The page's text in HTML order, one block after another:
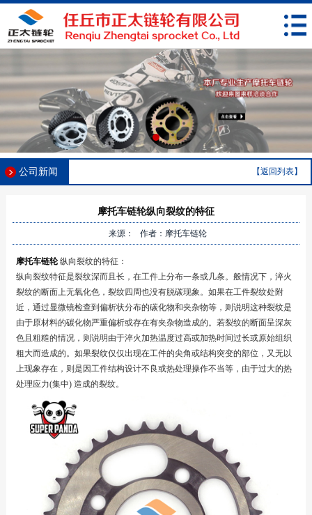
公司新闻 【返回列表】
摩托车链轮纵向裂纹的特征
来源： 作者：摩托车链轮
摩托车链轮 纵向裂纹的特征：
纵向裂纹特征是裂纹深而且长，在工件上分布一条或几条。般情况下，淬火
裂纹的断面上无氧化色，裂纹四周也没有脱碳现象。如果在工件裂纹处附
近，通过显微镜检查到偏析状分布的碳化物和夹杂物等，则说明这种裂纹是
由于原材料的碳化物严重偏析或存在有夹杂物造成的。若裂纹的断面呈深灰
色且粗糙的情况，则说明由于淬火加热温度过高或加热时间过长或原始组织
粗大而造成的。如果裂纹仅仅出现在工件的尖角或结构突变的部位，又无以
上现象存在，则是因工件结构设计不良或热处理操作不当等，由于过大的热
处理应力(集中) 造成的裂纹。